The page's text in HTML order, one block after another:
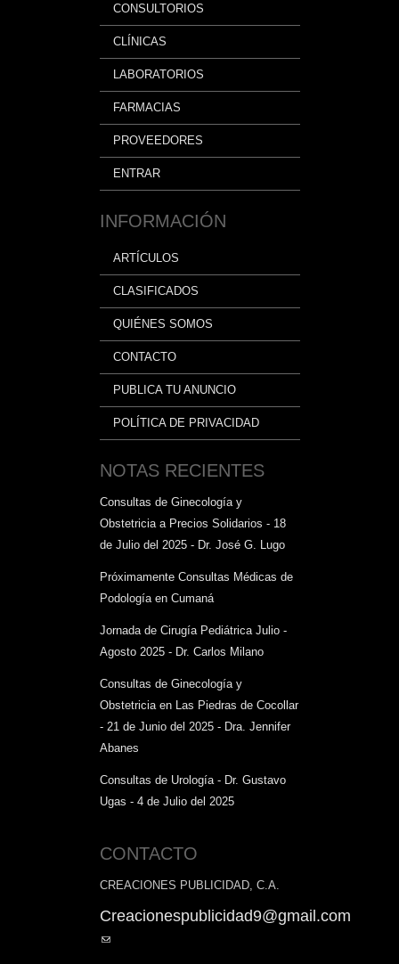
CONSULTORIOS
CLÍNICAS
LABORATORIOS
FARMACIAS
PROVEEDORES
ENTRAR
INFORMACIÓN
ARTÍCULOS
CLASIFICADOS
QUIÉNES SOMOS
CONTACTO
PUBLICA TU ANUNCIO
POLÍTICA DE PRIVACIDAD
NOTAS RECIENTES
Consultas de Ginecología y
Obstetricia a Precios Solidarios - 18
de Julio del 2025 - Dr. José G. Lugo
Próximamente Consultas Médicas de
Podología en Cumaná
Jornada de Cirugía Pediátrica Julio -
Agosto 2025 - Dr. Carlos Milano
Consultas de Ginecología y
Obstetricia en Las Piedras de Cocollar
- 21 de Junio del 2025 - Dra. Jennifer
Abanes
Consultas de Urología - Dr. Gustavo
Ugas - 4 de Julio del 2025
CONTACTO
CREACIONES PUBLICIDAD, C.A.
Creacionespublicidad9@gmail.com
(link